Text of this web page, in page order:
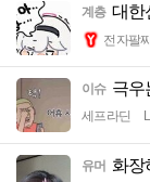
계층 대한
전자팔찌
이슈 극우
세프라딘
유머 화장